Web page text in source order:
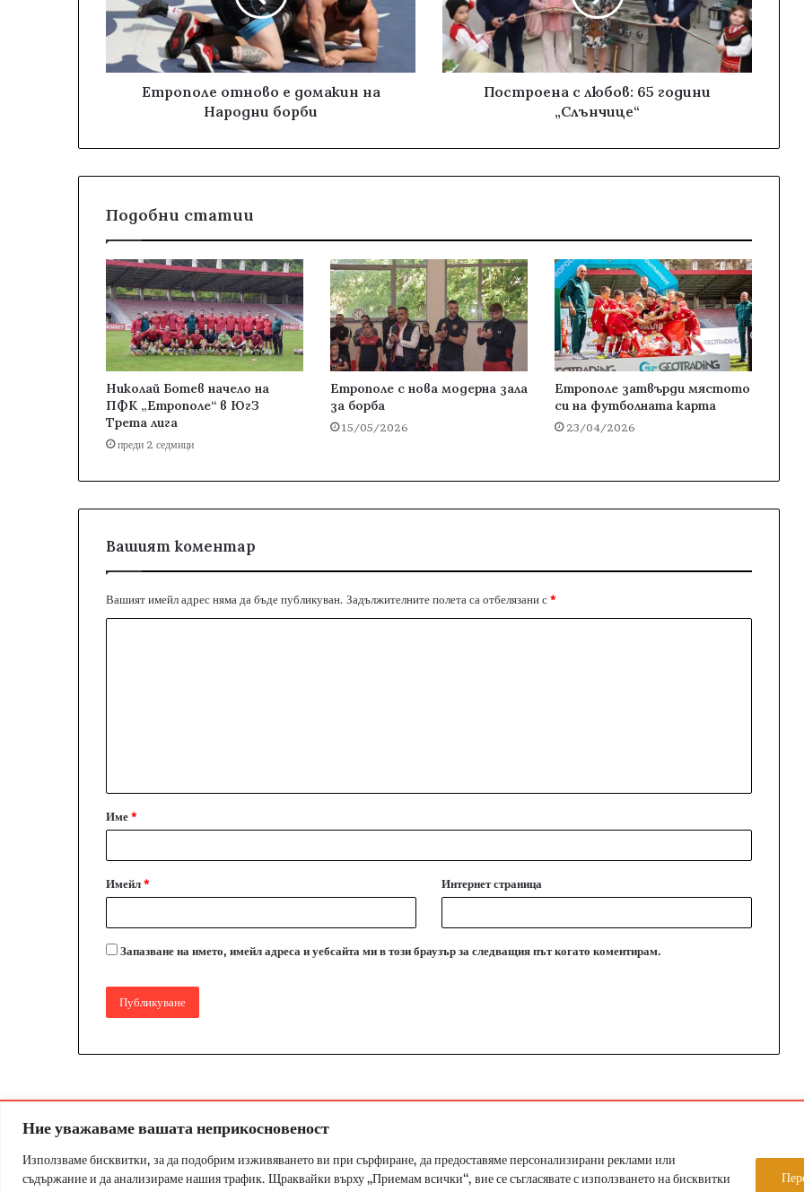
Ние уважаваме вашата неприкосновеност
Използваме бисквитки, за да подобрим изживяването ви при сърфиране, да предоставяме персонализирани реклами или
съдържание и да анализираме нашия трафик. Щраквайки върху „Приемам всички“, вие се съгласявате с използването на бисквитки
Eтрополе отново е домакин на
Народни борби
Построена с любов: 65 години
„Слънчице“
Подобни статии
Николай Ботев начело на
ПФК „Етрополе“ в ЮгЗ
Трета лига
преди 2 седмици
Етрополе с нова модерна зала
за борба
15/05/2026
Етрополе затвърди мястото
си на футболната карта
23/04/2026
Вашият коментар
Вашият имейл адрес няма да бъде публикуван. Задължителните полета са отбелязани с*
а
р
Име*
Имейл* Интернет страница
Запазване на името, имейл адреса и уебсайта ми в този браузър за следващия път когато коментирам.
Условия за ползване
За нас